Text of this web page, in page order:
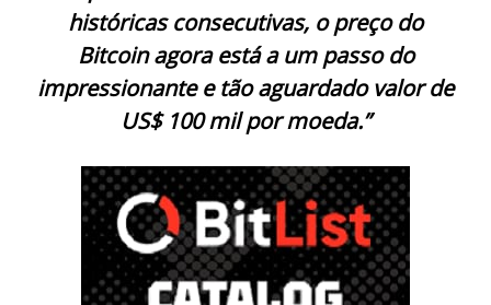
históricas consecutivas, o preço do
Bitcoin agora está a um passo do
impressionante e tão aguardado valor de
US$ 100 mil por moeda.”